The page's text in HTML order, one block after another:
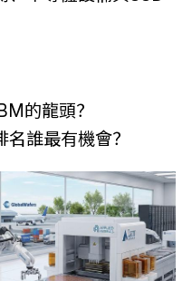
的龍頭？
誰最有機會？